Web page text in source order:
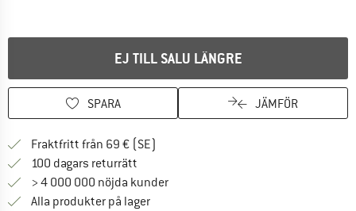
EJ TILL SALU LÄNGRE
SPARA JÄMFÖR
Fraktfritt från 69 € (SE)
100 dagars returrätt
> 4 000 000 nöjda kunder
Alla produkter på lager